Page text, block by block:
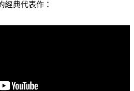
經典代表作：